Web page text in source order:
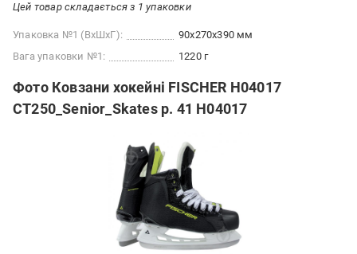
Цей товар складається з 1 упаковки
Упаковка №1 (ВхШхГ):
90x270x390 мм
Вага упаковки №1:
1220 г
Фото Ковзани хокейні FISCHER H04017
CT250_Senior_Skates р. 41 H04017